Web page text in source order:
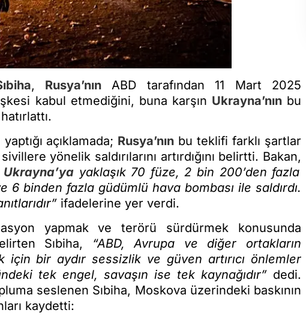
a, Rusya’nın ABD tarafından 11 Mart 2025
kabul etmediğini, buna karşın Ukrayna’nınbu
açıklamada; Rusya’nın bu teklifi farklı şartlar
yönelik saldırılarını artırdığını belirtti. Bakan,
Ukrayna’yayaklaşık 70 füze, 2 bin 200’den fazla
6 binden fazla güdümlü hava bombası ile saldırdı.
ifadelerine yer verdi.
yapmak ve terörü sürdürmek konusunda
Sıbiha, “ABD, Avrupa ve diğer ortakların
için bir aydır sessizlik ve güven artırıcı önlemler
tek engel, savaşın ise tek kaynağıdır” dedi.
seslenen Sıbiha, Moskova üzerindeki baskının
kaydetti: